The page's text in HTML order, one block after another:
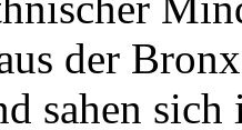
der
sahen